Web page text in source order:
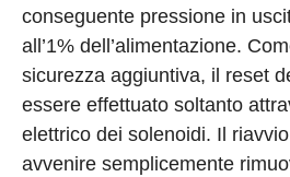
conseguente pressione in
all’1% dell’alimentazione.
sicurezza aggiuntiva, il reset
essere effettuato soltanto
elettrico dei solenoidi. Il
avvenire semplicemente